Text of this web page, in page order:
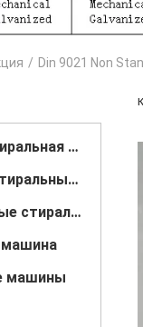
/ Din 9021 Non
Плоская стальная стиральная машина
Стертые стальные стиральные машины
Структурные стальные стиральные машины
машина
машины